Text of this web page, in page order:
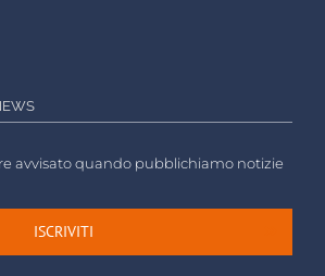
avvisato quando pubblichiamo notizie
ISCRIVITI